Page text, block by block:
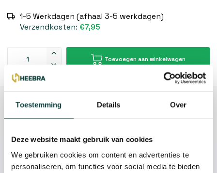
Toestemming Details Over
Deze website maakt gebruik van cookies
We gebruiken cookies om content en advertenties te
personaliseren, om functies voor social media te bieden
1-5 Werkdagen (afhaal 3-5 werkdagen)
Verzendkosten: €7,95
Toevoegen aan winkelwagen
Kunnen we je helpen?